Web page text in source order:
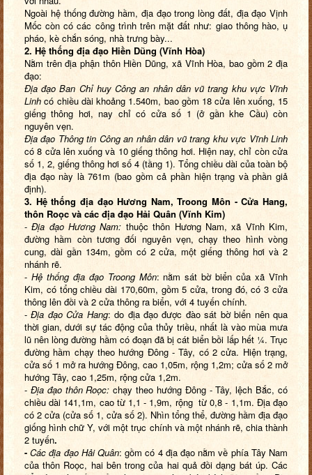
Ngoài hệ thống đường hầm, địa đạo trong lòng đất, địa đạo Vịnh
Mốc còn có các công trình trên mặt đất như: giao thông hào, ụ
pháo, kè chắn sóng, nhà trưng bày...
2. Hệ thống địa đạo Hiền Dũng (Vĩnh Hòa)
Nằm trên địa phận thôn Hiền Dũng, xã Vĩnh Hòa, bao gồm 2 địa
đạo:
Địa đạo Ban Chỉ huy Công an nhân dân vũ trang khu vực Vĩnh
Linh có chiều dài khoảng 1.540m, bao gồm 18 cửa lên xuống, 15
giếng thông hơi, nay chỉ có cửa số 1 (ở gần khe Cầu) còn
nguyên vẹn.
Địa đạo Thông tin Công an nhân dân vũ trang khu vực Vĩnh Linh
có 8 cửa lên xuống và 10 giếng thông hơi. Hiện nay, chỉ còn cửa
số 1, 2, giếng thông hơi số 4 (tầng 1). Tổng chiều dài của toàn bộ
địa đạo này là 761m (bao gồm cả phần hiện trạng và phần giả
định).
3. Hệ thống địa đạo Hương Nam, Troong Môn - Cửa Hang,
thôn Roọc và các địa đạo Hải Quân (Vĩnh Kim)
-Địa đạo Hương Nam: thuộc thôn Hương Nam, xã Vĩnh Kim,
đường hầm còn tương đối nguyên vẹn, chạy theo hình vòng
cung, dài gần 134m, gồm có 2 cửa, một giếng thông hơi và 2
nhánh rẽ.
- Hệ thống địa đạo Troong Môn: nằm sát bờ biển của xã Vĩnh
Kim, có tổng chiều dài 170,60m, gồm 5 cửa, trong đó, có 3 cửa
thông lên đồi và 2 cửa thông ra biển, với 4 tuyến chính.
- Địa đạo Cửa Hang: do địa đạo được đào sát bờ biển nên qua
thời gian, dưới sự tác động của thủy triều, nhất là vào mùa mưa
lũ nên lòng đường hầm có đoạn đã bị cát biển bồi lấp hết ¼. Trục
đường hầm chạy theo hướng Đông - Tây, có 2 cửa. Hiện trạng,
cửa số 1 mở ra hướng Đông, cao 1,05m, rộng 1,2m; cửa số 2 mở
hướng Tây, cao 1,25m, rộng cửa 1,2m.
- Địa đạo thôn Roọc:chạy theo hướng Đông - Tây, lệch Bắc, có
chiều dài 141,1m, cao từ 1,1 - 1,9m, rộng từ 0,8 - 1,1m. Địa đạo
có 2 cửa (cửa số 1, cửa số 2). Nhìn tổng thể, đường hầm địa đạo
giống hình chữ Y, với một trục chính và một nhánh rẽ, chia thành
2 tuyến.
-Các địa đạo Hải Quân: gồm có 4 địa đạo nằm về phía Tây Nam
của thôn Roọc, hai bên trong của hai quả đồi dạng bát úp. Các